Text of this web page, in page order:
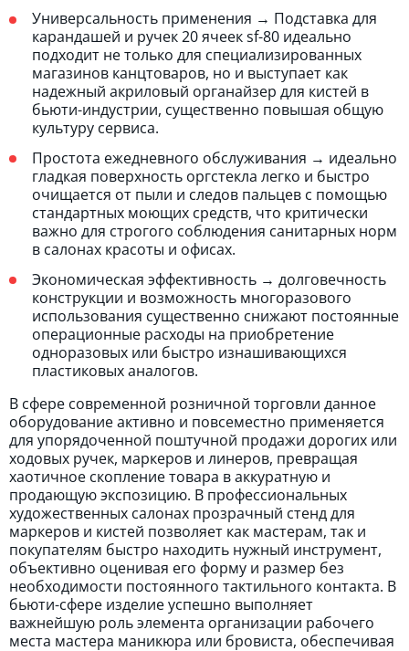
Универсальность применения → Подставка для
карандашей и ручек 20 ячеек sf-80 идеально
подходит не только для специализированных
магазинов канцтоваров, но и выступает как
надежный акриловый органайзер для кистей в
бьюти-индустрии, существенно повышая общую
культуру сервиса.
Простота ежедневного обслуживания → идеально
гладкая поверхность оргстекла легко и быстро
очищается от пыли и следов пальцев с помощью
стандартных моющих средств, что критически
важно для строгого соблюдения санитарных норм
в салонах красоты и офисах.
Экономическая эффективность → долговечность
конструкции и возможность многоразового
использования существенно снижают постоянные
операционные расходы на приобретение
одноразовых или быстро изнашивающихся
пластиковых аналогов.
В сфере современной розничной торговли данное
оборудование активно и повсеместно применяется
для упорядоченной поштучной продажи дорогих или
ходовых ручек, маркеров и линеров, превращая
хаотичное скопление товара в аккуратную и
продающую экспозицию. В профессиональных
художественных салонах прозрачный стенд для
маркеров и кистей позволяет как мастерам, так и
покупателям быстро находить нужный инструмент,
объективно оценивая его форму и размер без
необходимости постоянного тактильного контакта. В
бьюти-сфере изделие успешно выполняет
важнейшую роль элемента организации рабочего
места мастера маникюра или бровиста, обеспечивая